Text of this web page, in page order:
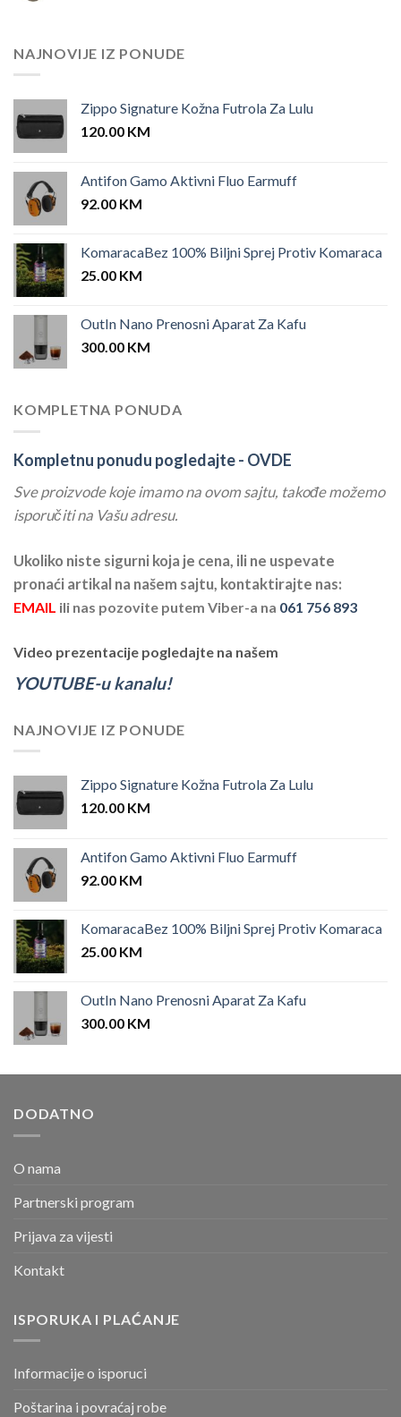
25.00 KM.
NAJNOVIJE IZ PONUDE
Zippo Signature Kožna Futrola Za Lulu
120.00 KM
Antifon Gamo Aktivni Fluo Earmuff
92.00 KM
KomaracaBez 100% Biljni Sprej Protiv Komaraca
25.00 KM
OutIn Nano Prenosni Aparat Za Kafu
300.00 KM
KOMPLETNA PONUDA
Kompletnu ponudu pogledajte - OVDE
Sve proizvode koje imamo na ovom sajtu, takođe možemo
isporučiti na Vašu adresu.
Ukoliko niste sigurni koja je cena, ili ne uspevate
pronaći artikal na našem sajtu, kontaktirajte nas:
EMAIL ili nas pozovite putem Viber-a na 061 756 893
Video prezentacije pogledajte na našem
YOUTUBE-u kanalu!
NAJNOVIJE IZ PONUDE
Zippo Signature Kožna Futrola Za Lulu
120.00 KM
Antifon Gamo Aktivni Fluo Earmuff
92.00 KM
KomaracaBez 100% Biljni Sprej Protiv Komaraca
25.00 KM
OutIn Nano Prenosni Aparat Za Kafu
300.00 KM
DODATNO
O nama
Partnerski program
Prijava za vijesti
Kontakt
ISPORUKA I PLAĆANJE
Informacije o isporuci
Poštarina i povraćaj robe